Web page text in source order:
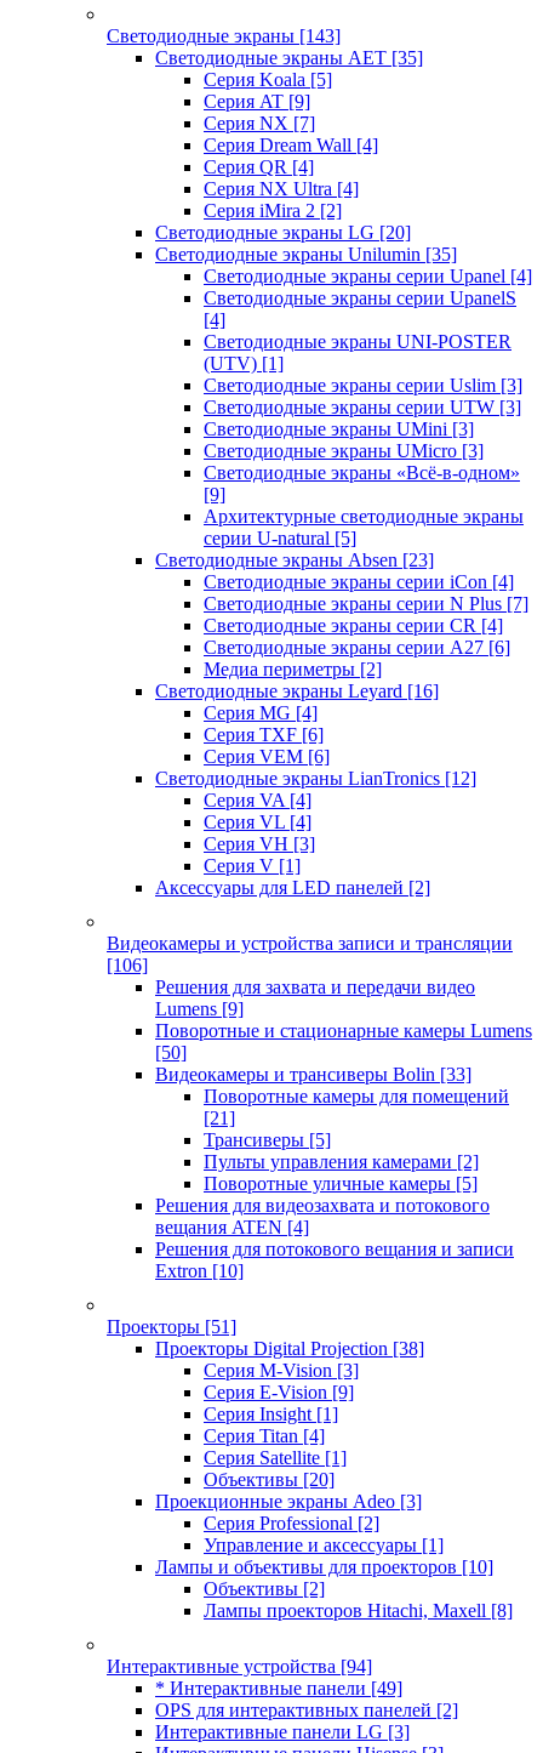
Светодиодные экраны [143]
Светодиодные экраны AET [35]
Cерия Koala [5]
Серия AT [9]
Серия NX [7]
Серия Dream Wall [4]
Серия QR [4]
Серия NX Ultra [4]
Серия iMira 2 [2]
Светодиодные экраны LG [20]
Светодиодные экраны Unilumin [35]
Светодиодные экраны серии Upanel [4]
Светодиодные экраны серии UpanelS
[4]
Светодиодные экраны UNI-POSTER
(UTV) [1]
Светодиодные экраны серии Uslim [3]
Светодиодные экраны серии UTW [3]
Светодиодные экраны UMini [3]
Светодиодные экраны UMicro [3]
Светодиодные экраны «Всё-в-одном»
[9]
Архитектурные светодиодные экраны
серии U-natural [5]
Светодиодные экраны Absen [23]
Светодиодные экраны серии iCon [4]
Светодиодные экраны серии N Plus [7]
Светодиодные экраны серии CR [4]
Светодиодные экраны серии А27 [6]
Медиа периметры [2]
Светодиодные экраны Leyard [16]
Серия MG [4]
Серия TXF [6]
Серия VEM [6]
Светодиодные экраны LianTronics [12]
Серия VA [4]
Серия VL [4]
Серия VH [3]
Серия V [1]
Аксессуары для LED панелей [2]
Видеокамеры и устройства записи и трансляции
[106]
Решения для захвата и передачи видео
Lumens [9]
Поворотные и стационарные камеры Lumens
[50]
Видеокамеры и трансиверы Bolin [33]
Поворотные камеры для помещений
[21]
Трансиверы [5]
Пульты управления камерами [2]
Поворотные уличные камеры [5]
Решения для видеозахвата и потокового
вещания ATEN [4]
Решения для потокового вещания и записи
Extron [10]
Проекторы [51]
Проекторы Digital Projection [38]
Серия M-Vision [3]
Серия E-Vision [9]
Серия Insight [1]
Серия Titan [4]
Серия Satellite [1]
Объективы [20]
Проекционные экраны Adeo [3]
Серия Professional [2]
Управление и аксессуары [1]
Лампы и объективы для проекторов [10]
Объективы [2]
Лампы проекторов Hitachi, Maxell [8]
Интерактивные устройства [94]
* Интерактивные панели [49]
OPS для интерактивных панелей [2]
Интерактивные панели LG [3]